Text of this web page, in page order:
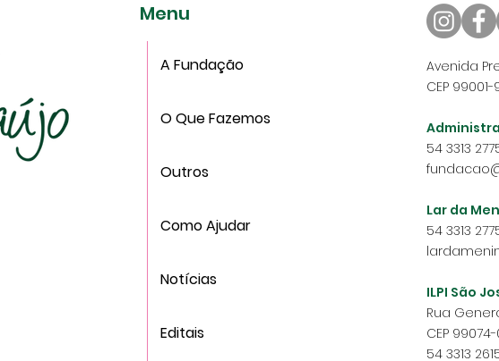
Menu
A Fundação
O Que Fazemos
Outros
Como Ajudar
Notícias
Editais
Avenida
CEP
54 3313
Lar da
54 3313
ILPI São
Rua
CEP
54 3313